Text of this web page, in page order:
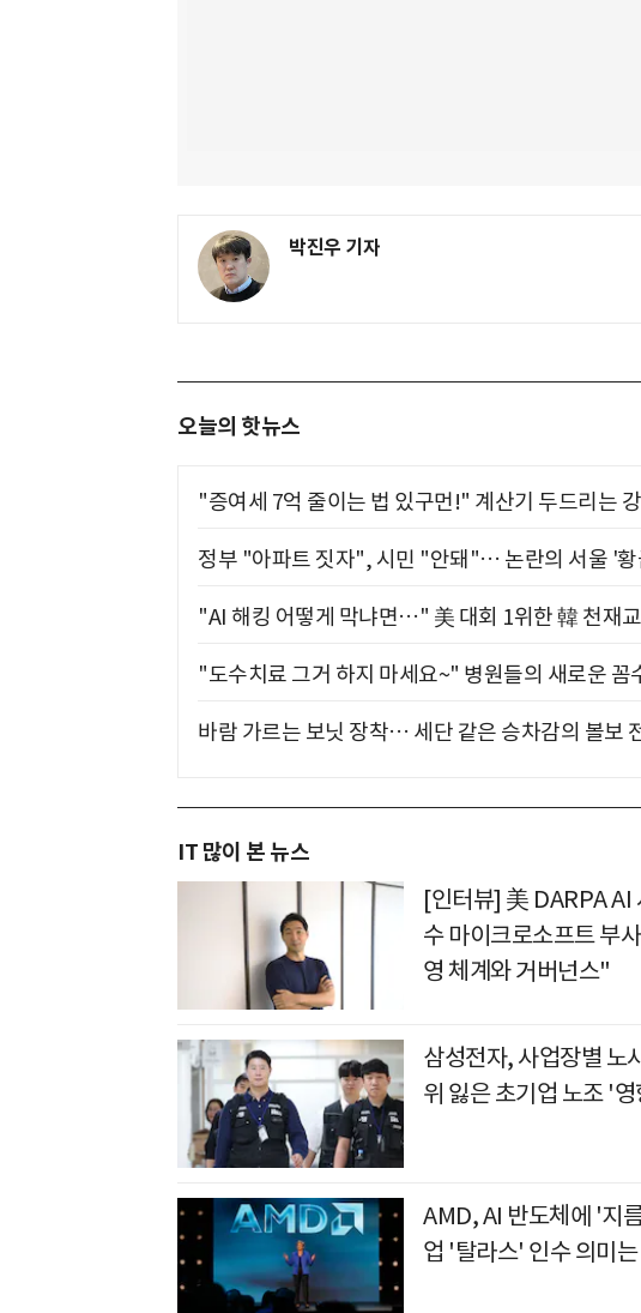
박진우 기자
오늘의 핫뉴스
"증여세 7억 줄이는 법 있구먼!" 계산기 두드리는
정부 "아파트 짓자", 시민 "안돼"… 논란의 서울 '황
"AI 해킹 어떻게 막냐면…" 美 대회 1위한 韓 천재
"도수치료 그거 하지 마세요~" 병원들의 새로운 꼼
바람 가르는 보닛 장착… 세단 같은 승차감의 볼보
IT 많이 본 뉴스
[인터뷰] 美 DARPA AI
수 마이크로소프트 부
영 체계와 거버넌스"
삼성전자, 사업장별 노
위 잃은 초기업 노조 '
AMD, AI 반도체에 '지
업 '탈라스' 인수 의미는